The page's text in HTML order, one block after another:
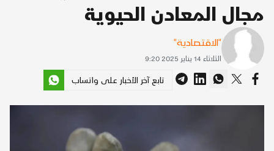
مجال المعادن الحيوية
"الاقتصادية"
الثلاثاء 14 يناير 2025 9:20
تابع آخر الأخبار على واتساب